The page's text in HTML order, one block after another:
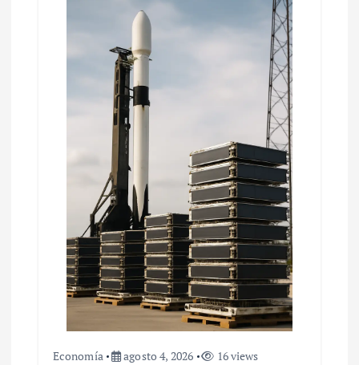
Economía agosto 4, 2026 16 views